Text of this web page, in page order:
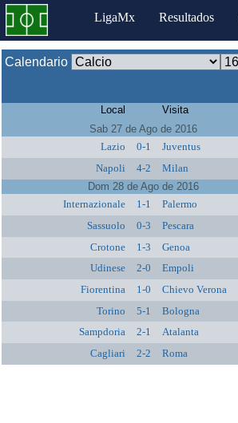
LigaMx Resultados
Calendario
Local Visita
Sab 27 de Ago de 2016
Lazio
0-1 Juventus
Napoli
4-2 Milan
Dom 28 de Ago de 2016
Internazionale
1-1 Palermo
Sassuolo
0-3 Pescara
Crotone
1-3 Genoa
Udinese
2-0 Empoli
Fiorentina
1-0 Chievo Verona
Torino
5-1 Bologna
Sampdoria
2-1 Atalanta
Cagliari
2-2 Roma